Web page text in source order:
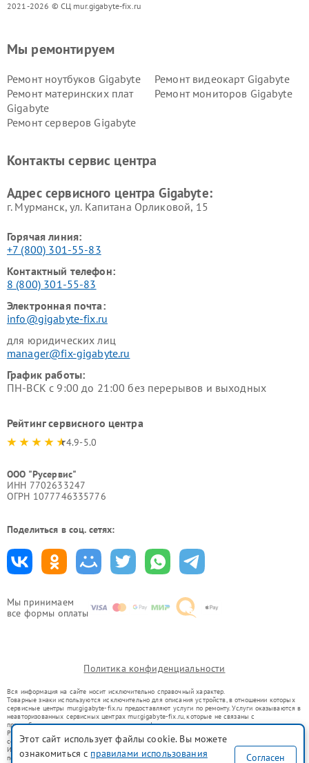
2021-2026 © СЦ mur.gigabyte-fix.ru
Мы принимаем
все формы оплаты
Мы ремонтируем
Ремонт ноутбуков Gigabyte
Ремонт видеокарт Gigabyte
Ремонт материнских плат
Gigabyte
Ремонт мониторов Gigabyte
Ремонт серверов Gigabyte
Контакты сервис центра
Адрес сервисного центра Gigabyte:
г. Мурманск, ул. Капитана Орликовой, 15
Горячая линия:
+7 (800) 301-55-83
Контактный телефон:
8 (800) 301-55-83
Электронная почта:
info@gigabyte-fix.ru
для юридических лиц
manager@fix-gigabyte.ru
График работы:
ПН-ВСК с 9:00 до 21:00 без перерывов и выходных
Рейтинг сервисного центра
4.9-5.0
ООО "Русервис"
ИНН 7702633247
ОГРН 1077746335776
Поделиться в соц. сетях:
Политика конфиденциальности
Вся информация на сайте носит исключительно справочный характер.
Товарные знаки используются исключительно для описания устройств, в отношении которых
сервисные центры mur.gigabyte-fix.ru предоставляют услуги по ремонту. Услуги оказываются в
неавторизованных сервисных центрах mur.gigabyte-fix.ru, которые не связаны с
правообладателями товарных знаков или их официальными представителями.
Ремонт осуществляется для устройств, уже введенных в гражданский оборот в соответствии
со статьей 1487 ГК РФ.
Использование товарных знаков не преследует цели индивидуализации услуг или введения
потребителей в заблуждение, а служит для информирования о предоставляемых услугах по
Этот сайт использует файлы cookie. Вы можете
ознакомиться с правилами использования
Согласен